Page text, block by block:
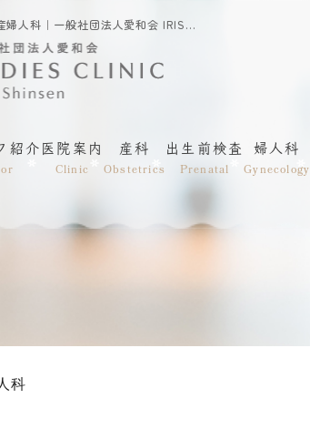
婦人科｜渋谷・神泉｜目黒区の産婦人科｜一般社団法人愛和会 IRISレディースクリニック神泉
紹介 医院案内
Clinic
産科
Obstetrics
出生前検査
Prenatal
婦人科
Gynecology
科